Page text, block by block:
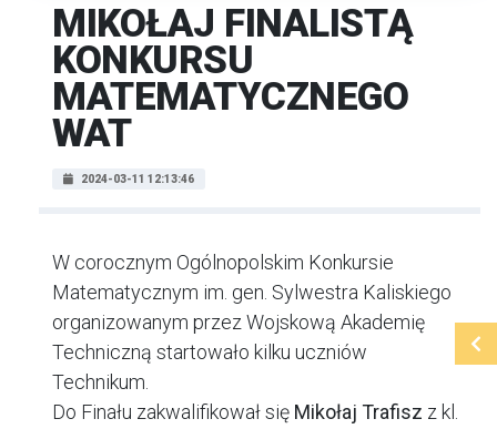
MIKOŁAJ FINALISTĄ
KONKURSU
MATEMATYCZNEGO
WAT
2024-03-11 12:13:46
W corocznym Ogólnopolskim Konkursie
Matematycznym im. gen. Sylwestra Kaliskiego
organizowanym przez Wojskową Akademię
Techniczną startowało kilku uczniów
Technikum.
Do Finału zakwalifikował się Mikołaj Trafisz z kl.